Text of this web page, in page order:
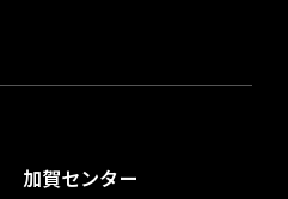
加賀センター